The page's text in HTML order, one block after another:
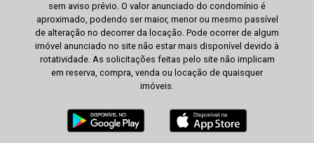
sem aviso prévio. O valor anunciado do condomínio é
aproximado, podendo ser maior, menor ou mesmo passível
de alteração no decorrer da locação. Pode ocorrer de algum
imóvel anunciado no site não estar mais disponível devido à
rotatividade. As solicitações feitas pelo site não implicam
em reserva, compra, venda ou locação de quaisquer
imóveis.